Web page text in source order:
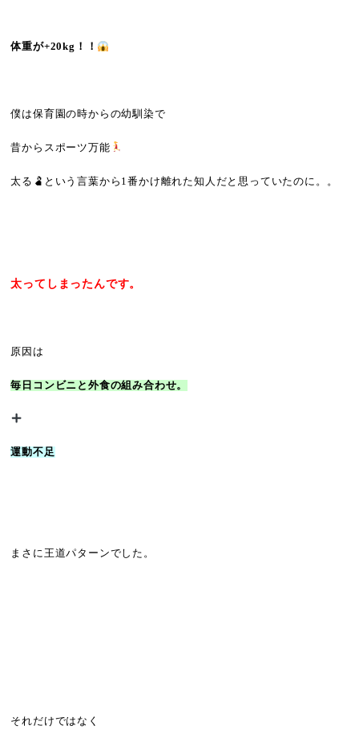
体重が+20kg！！
僕は保育園の時からの幼馴染で
昔からスポーツ万能
太る🫃という言葉から1番かけ離れた知人だと思っていたのに。。
太ってしまったんです。
原因は
毎日コンビニと外食の組み合わせ。
運動不足
まさに王道パターンでした。
それだけではなく